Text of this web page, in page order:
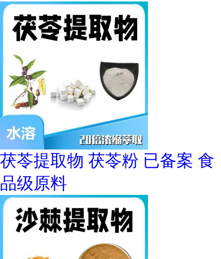
茯苓提取物 茯苓粉 已备案 食
品级原料